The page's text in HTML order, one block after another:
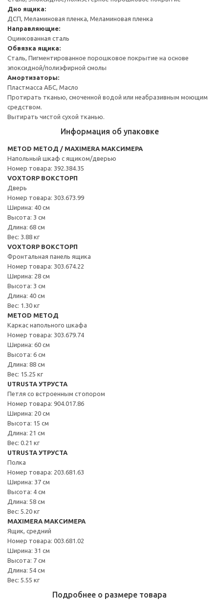
Дно ящика:
ДСП, Меламиновая пленка, Меламиновая пленка
Направляющие:
Оцинкованная сталь
Обвязка ящика:
Сталь, Пигментированное порошковое покрытие на основе
эпоксидной/полиэфирной смолы
Амортизаторы:
Пластмасса АБС, Масло
Протирать тканью, смоченной водой или неабразивным моющим
средством.
Вытирать чистой сухой тканью.
Информация об упаковке
METOD МЕТОД / MAXIMERA МАКСИМЕРА
Напольный шкаф с ящиком/дверью
Номер товара: 392.384.35
VOXTORP ВОКСТОРП
Дверь
Номер товара: 303.673.99
Ширина: 40 см
Высота: 3 см
Длина: 68 см
Вес: 3.88 кг
VOXTORP ВОКСТОРП
Фронтальная панель ящика
Номер товара: 303.674.22
Ширина: 28 см
Высота: 3 см
Длина: 40 см
Вес: 1.30 кг
METOD МЕТОД
Каркас напольного шкафа
Номер товара: 303.679.74
Ширина: 60 см
Высота: 6 см
Длина: 88 см
Вес: 15.25 кг
UTRUSTA УТРУСТА
Петля со встроенным стопором
Номер товара: 904.017.86
Ширина: 20 см
Высота: 15 см
Длина: 21 см
Вес: 0.21 кг
UTRUSTA УТРУСТА
Полка
Номер товара: 203.681.63
Ширина: 37 см
Высота: 4 см
Длина: 58 см
Вес: 5.20 кг
MAXIMERA МАКСИМЕРА
Ящик, средний
Номер товара: 003.681.02
Ширина: 31 см
Высота: 7 см
Длина: 54 см
Вес: 5.55 кг
Подробнее о размере товара